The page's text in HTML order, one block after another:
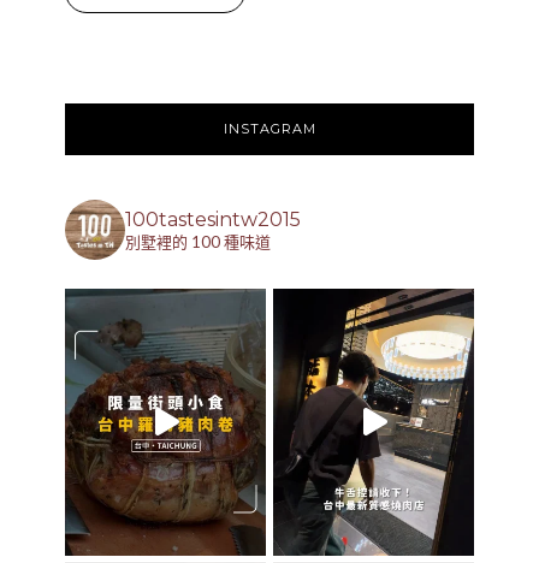
INSTAGRAM
100tastesintw2015
別墅裡的 100 種味道